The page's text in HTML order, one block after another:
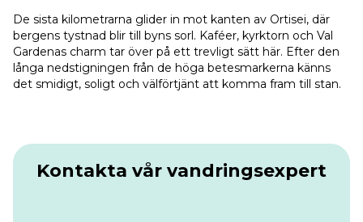
De sista kilometrarna glider in mot kanten av Ortisei, där
bergens tystnad blir till byns sorl. Kaféer, kyrktorn och Val
Gardenas charm tar över på ett trevligt sätt här. Efter den
långa nedstigningen från de höga betesmarkerna känns
det smidigt, soligt och välförtjänt att komma fram till stan.
Kontakta vår vandringsexpert